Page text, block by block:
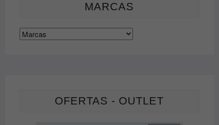
MARCAS
OFERTAS - OUTLET